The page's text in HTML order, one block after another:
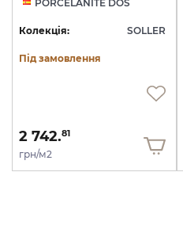
PORCELANITE DOS
Колекція: SOLLER
Під замовлення
2 742.81
грн/м2